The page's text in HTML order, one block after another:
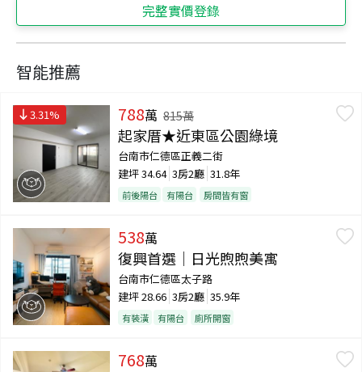
完整實價登錄
智能推薦
3.31% 788萬 815萬
起家厝★近東區公園綠境
台南市仁德區正義二街
建坪34.64 3房2廳 31.8年
前後陽台 有陽台 房間皆有窗
538萬
復興首選｜日光煦煦美寓
台南市仁德區太子路
建坪28.66 3房2廳 35.9年
有裝潢 有陽台 廁所開窗
768萬